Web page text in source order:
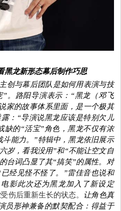
黑龙新形态幕后制作巧思
创与幕后团队是如何用表演与技
。 路阳导演表示： “黑龙 （邓飞
家的故事体系里面，是一个极其
：“导演说黑龙应该是特别欠儿
缺的“活宝”角色 ， 黑龙不仅有浓
斗能力。”特辑中，黑龙依旧展示
岁，看我没用”和“不能让空文自
台词凸显了其“搞笑”的属性。对
经见怪不怪了。”雷佳音也说和
影此次还为黑龙加入了新设定
受伤后重新生长的状态。 让角色真
员形神兼备的默契配合： 得益于